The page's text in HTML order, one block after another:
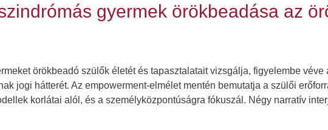
gyermek örökbeadása az
örökbeadó szülők életét és tapasztalatait vizsgálja, figyelembe
jogi hátterét. Az empowerment-elmélet mentén bemutatja a szülői
korlátai alól, és a személyközpontúságra fókuszál. Négy narratív